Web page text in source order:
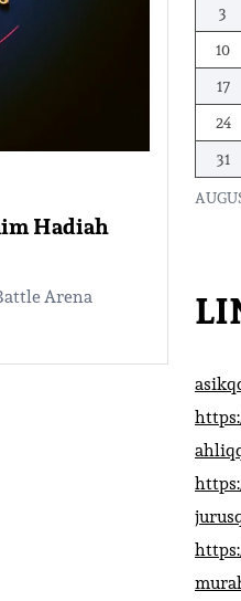
Hadiah
Arena
3
10
17
24
31